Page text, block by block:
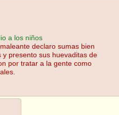
a los niños
declaro sumas bien
y presento sus huevaditas de
por tratar a la gente como